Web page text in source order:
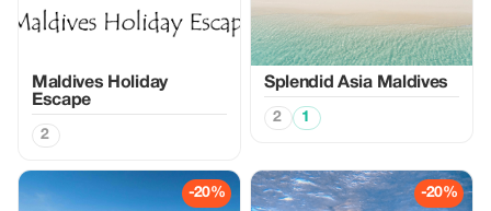
Maldives Holiday
Escape
2
Splendid Asia Maldives
2 1
-20% -20%